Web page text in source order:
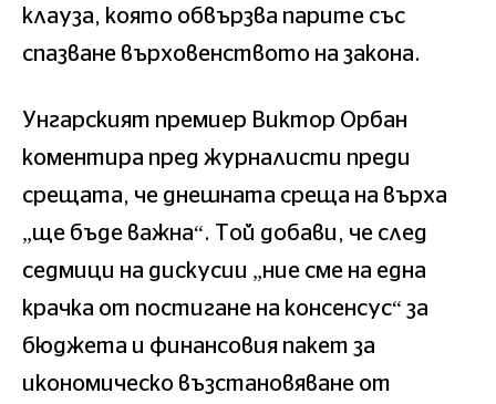
клауза, която обвързва парите със
спазване върховенството на закона.
Унгарският премиер Виктор Орбан
коментира пред журналисти преди
срещата, че днешната среща на върха
„ще бъде важна“. Той добави, че след
седмици на дискусии „ние сме на една
крачка от постигане на консенсус“ за
бюджета и финансовия пакет за
икономическо възстановяване от